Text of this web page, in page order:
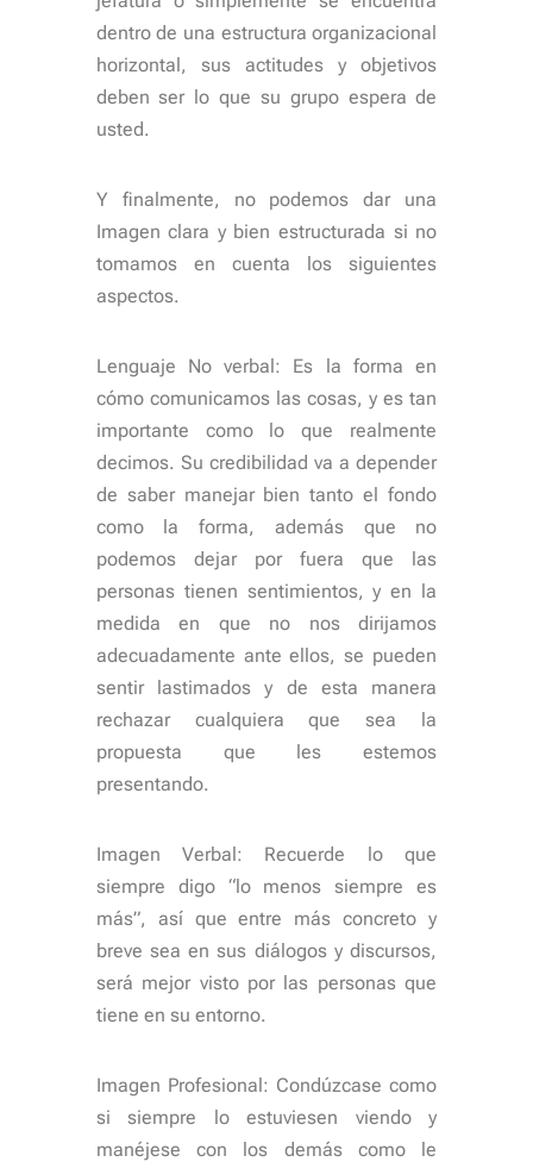
dentro de una estructura organizacional
horizontal, sus actitudes y objetivos
deben ser lo que su grupo espera de
usted.
Y finalmente, no podemos dar una
Imagen clara y bien estructurada si no
tomamos en cuenta los siguientes
aspectos.
Lenguaje No verbal: Es la forma en
cómo comunicamos las cosas, y es tan
importante como lo que realmente
decimos. Su credibilidad va a depender
de saber manejar bien tanto el fondo
como la forma, además que no
podemos dejar por fuera que las
personas tienen sentimientos, y en la
medida en que no nos dirijamos
adecuadamente ante ellos, se pueden
sentir lastimados y de esta manera
rechazar cualquiera que sea la
propuesta que les estemos
presentando.
Imagen Verbal: Recuerde lo que
siempre digo “lo menos siempre es
más”, así que entre más concreto y
breve sea en sus diálogos y discursos,
será mejor visto por las personas que
tiene en su entorno.
Imagen Profesional: Condúzcase como
si siempre lo estuviesen viendo y
manéjese con los demás como le